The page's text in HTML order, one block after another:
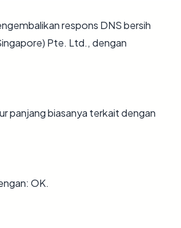
respons DNS bersih
Pte. Ltd., dengan
panjang biasanya terkait dengan
OK.